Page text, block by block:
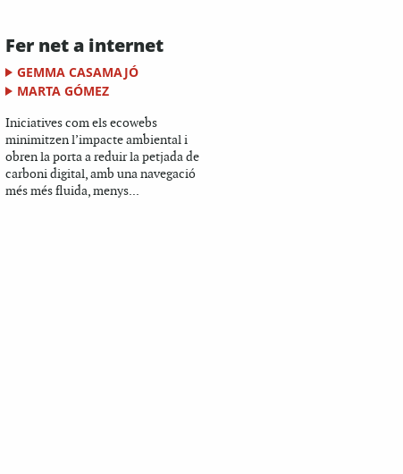
Fer net a internet
GEMMA CASAMAJÓ
MARTA GÓMEZ
Iniciatives com els ecowebs
minimitzen l’impacte ambiental i
obren la porta a reduir la petjada de
carboni digital, amb una navegació
més més fluida, menys...